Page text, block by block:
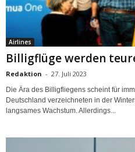
Airlines
Billigflüge werden
Redaktion - 27. Juli 2023
Die Ära des Billigfliegens scheint für
Deutschland verzeichneten in der
langsames Wachstum. Allerdings...